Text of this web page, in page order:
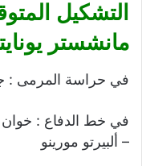
التشكيل
مانشستر
في حراسة المرمى :
في خط الدفاع : خوان
– ألبيرتو مورينو